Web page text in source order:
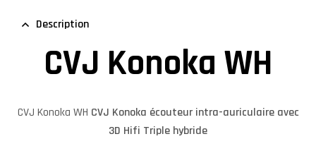
Description
CVJ Konoka WH
CVJ Konoka WH CVJ Konoka écouteur intra-auriculaire avec
3D Hifi Triple hybride